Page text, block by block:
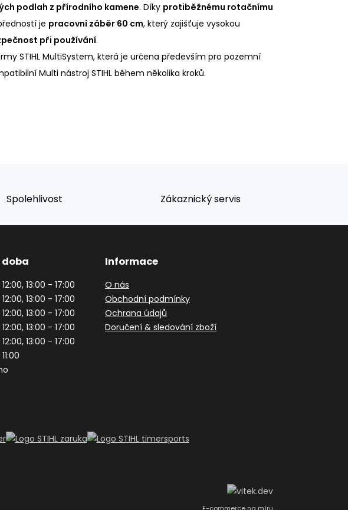
podlah z přírodního kamene. Díky protiběžnému rotačnímu
je pracovní záběr 60 cm, který zajišťuje vysokou
při používání.
STIHL MultiSystem, která je určena především pro pozemní
Multi nástroj STIHL během několika kroků.
Spolehlivost Zákaznický servis
13:00 - 17:00
13:00 - 17:00
13:00 - 17:00
13:00 - 17:00
13:00 - 17:00
Informace
O nás
Obchodní podmínky
Ochrana údajů
Doručení & sledování zboží